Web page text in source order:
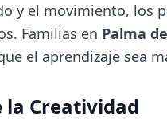
y el movimiento, los
Familias en Palma
el aprendizaje sea
la Creatividad